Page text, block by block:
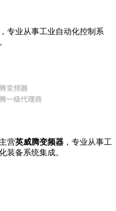
，专业从事工业自动化控制系
营英威腾变频器 ，专业从事工
装备系统集成。